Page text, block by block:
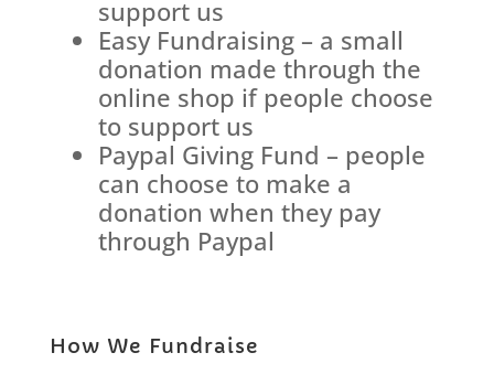
support us
Easy Fundraising – a small
donation made through the
online shop if people choose
to support us
Paypal Giving Fund – people
can choose to make a
donation when they pay
through Paypal
How We Fundraise